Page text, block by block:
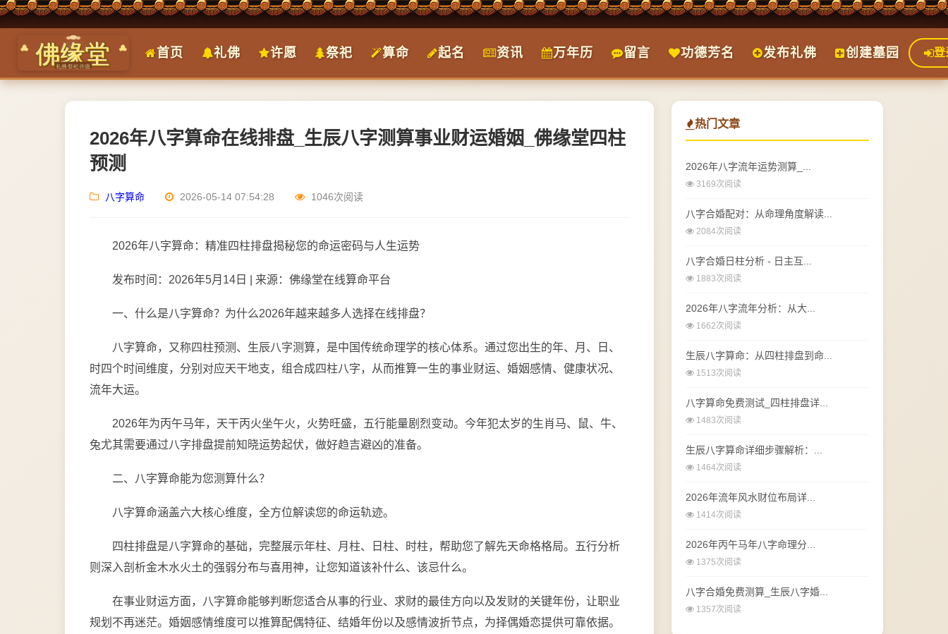
首页 礼佛 许愿 祭祀 算命 起名 资讯 万年历 留言 功德芳名 发布礼佛 创建墓园 登
2026年八字算命在线排盘_生辰八字测算事业财运婚姻_佛缘堂四柱
预测
八字算命 2026-05-14 07:54:28 1046次阅读
2026年八字算命：精准四柱排盘揭秘您的命运密码与人生运势
发布时间：2026年5月14日 | 来源：佛缘堂在线算命平台
一、什么是八字算命？为什么2026年越来越多人选择在线排盘？
八字算命，又称四柱预测、生辰八字测算，是中国传统命理学的核心体系。通过您出生的年、月、日、
时四个时间维度，分别对应天干地支，组合成四柱八字，从而推算一生的事业财运、婚姻感情、健康状况、
流年大运。
2026年为丙午马年，天干丙火坐午火，火势旺盛，五行能量剧烈变动。今年犯太岁的生肖马、鼠、牛、
兔尤其需要通过八字排盘提前知晓运势起伏，做好趋吉避凶的准备。
二、八字算命能为您测算什么？
八字算命涵盖六大核心维度，全方位解读您的命运轨迹。
四柱排盘是八字算命的基础，完整展示年柱、月柱、日柱、时柱，帮助您了解先天命格格局。五行分析
则深入剖析金木水火土的强弱分布与喜用神，让您知道该补什么、该忌什么。
在事业财运方面，八字算命能够判断您适合从事的行业、求财的最佳方向以及发财的关键年份，让职业
规划不再迷茫。婚姻感情维度可以推算配偶特征、结婚年份以及感情波折节点，为择偶婚恋提供可靠依据。
热门文章
2026年八字流年运势测算_...
3169次阅读
八字合婚配对：从命理角度解读...
2084次阅读
八字合婚日柱分析 - 日主互...
1883次阅读
2026年八字流年分析：从大...
1662次阅读
生辰八字算命：从四柱排盘到命...
1513次阅读
八字算命免费测试_四柱排盘详...
1483次阅读
生辰八字算命详细步骤解析：...
1464次阅读
2026年流年风水财位布局详...
1414次阅读
2026年丙午马年八字命理分...
1375次阅读
八字合婚免费测算_生辰八字婚...
1357次阅读